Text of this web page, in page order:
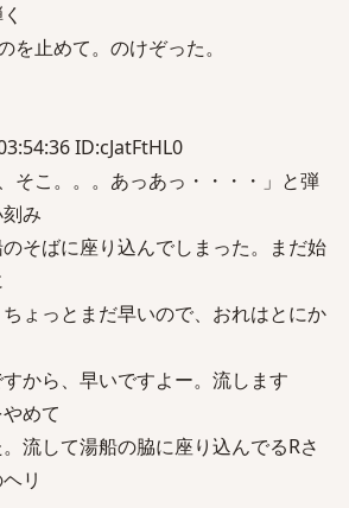
を止めて。のけぞった。
ID:cJatFtHL0
そこ。。。あっあっ・・・・」と弾
み
そばに座り込んでしまった。まだ始
ょっとまだ早いので、おれはとにか
から、早いですよー。流します
めて
流して湯船の脇に座り込んでるRさ
リ